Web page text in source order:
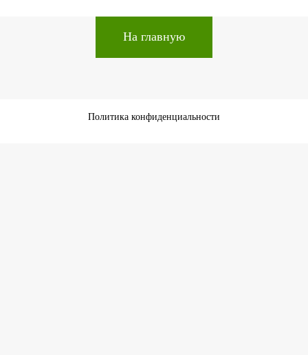
На главную
Политика конфиденциальности